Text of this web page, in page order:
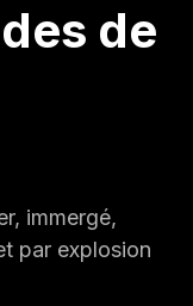
de
immergé,
par explosion